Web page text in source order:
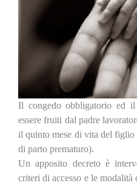
Il congedo obbligatorio ed il
essere fruiti dal padre
il quinto mese di vita del figlio
di parto prematuro).
Un apposito decreto è
criteri di accesso e le